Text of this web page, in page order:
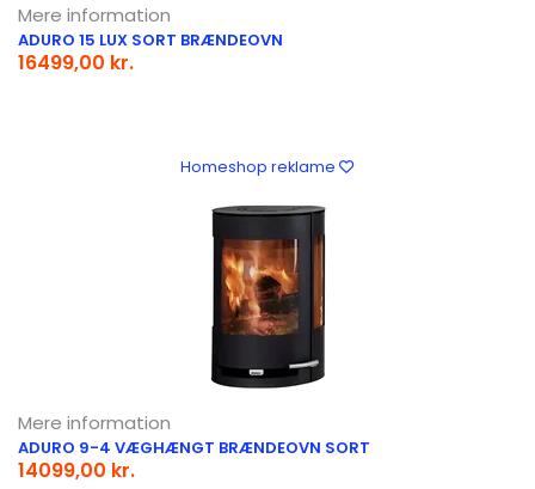
Mere information
ADURO 15 LUX SORT BRÆNDEOVN
16499,00 kr.
Homeshop reklame
Mere information
ADURO 9-4 VÆGHÆNGT BRÆNDEOVN SORT
14099,00 kr.